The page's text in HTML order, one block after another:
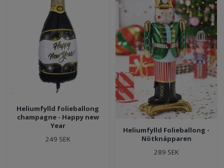
Heliumfylld folieballong
champagne - Happy new
Year
249 SEK
Heliumfylld Folieballong -
Nötknäpparen
289 SEK